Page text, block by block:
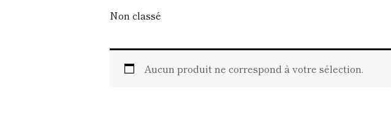
Non classé
Aucun produit ne correspond à votre sélection.